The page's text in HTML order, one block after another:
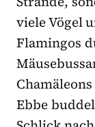
viele Vögel
Flamingos
Ebbe